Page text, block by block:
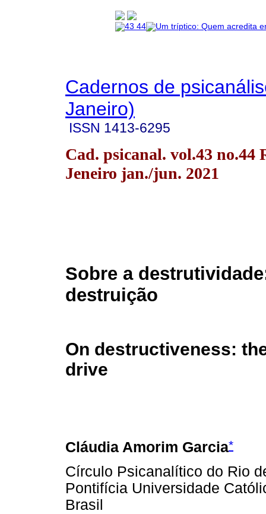
Cadernos de
Janeiro)
ISSN 1413-6295
Cad. psicanal. vol.43 no.44
Jeneiro jan./jun. 2021
Sobre a
destruição
On destructiveness:
drive
Cláudia Amorim Garcia*
Círculo Psicanalítico do Rio
Pontifícia Universidade
Brasil